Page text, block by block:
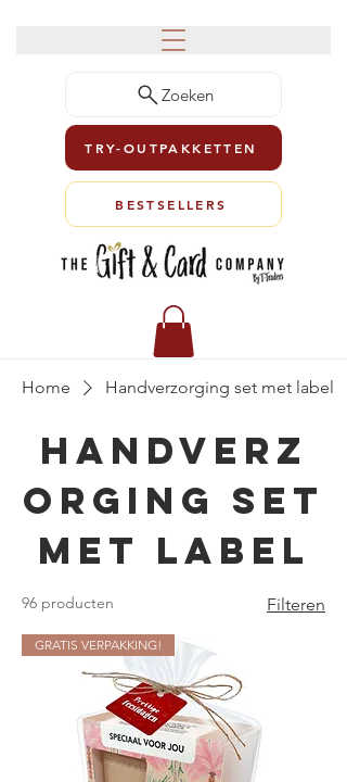
Zoeken
TRY-OUTPAKKETTEN
BESTSELLERS
Home Handverzorging set met label
Handverz
orging set
met label
96 producten Filteren
GRATIS VERPAKKING!